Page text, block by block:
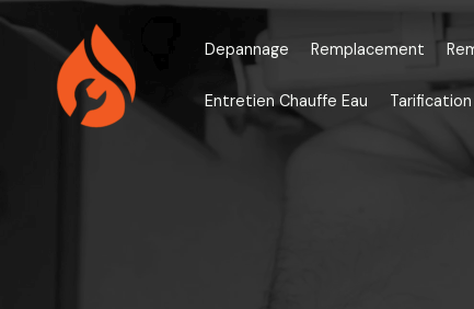
Aller
contenu
Depannage Remplacement
Entretien Chauffe Eau Tarification